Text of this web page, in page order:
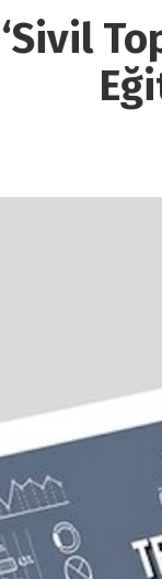
‘Sivil